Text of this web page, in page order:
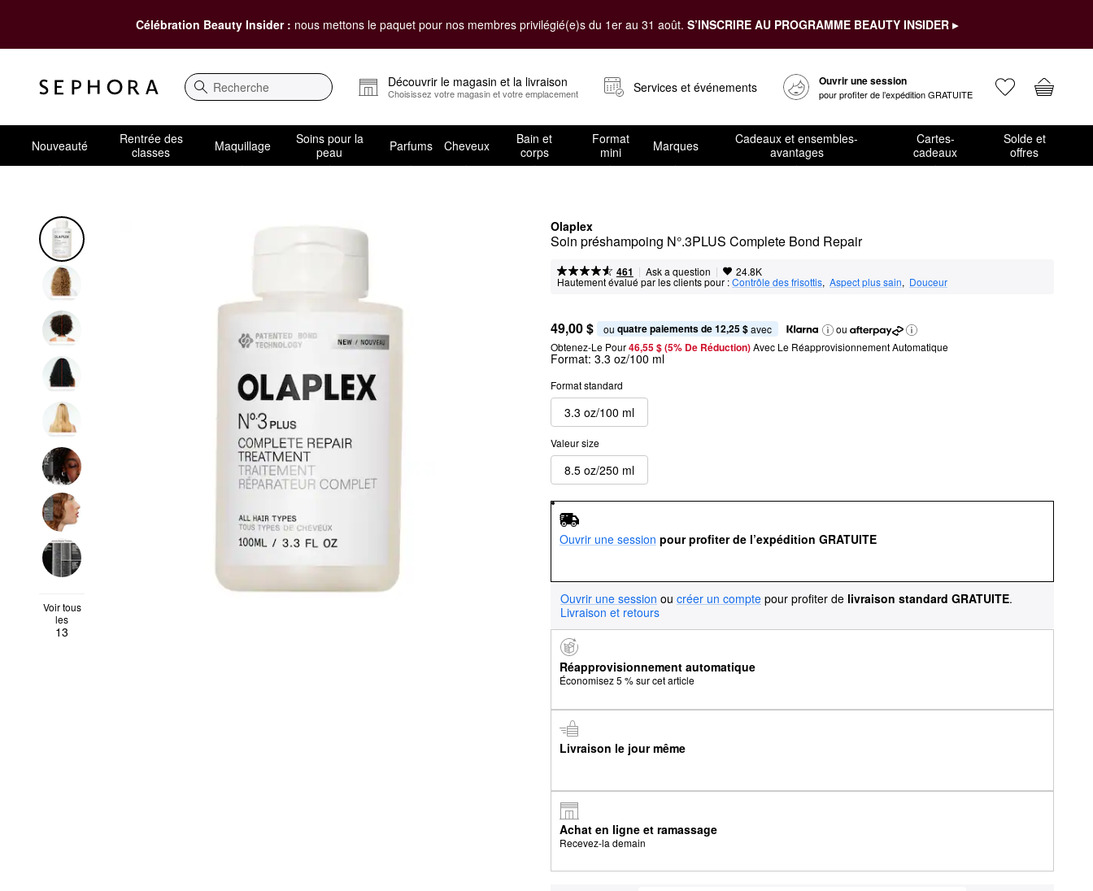
Célébration Beauty Insider : nous mettons le paquet pour nos membres privilégié(e)s du 1er au 31 août. S’INSCRIRE AU PROGRAMME BEAUTY INSIDER ▸
Recherche
Découvrir le magasin et la livraison
Choisissez votre magasin et votre emplacement Services et événements Ouvrir une session
pour profiter de l’expédition GRATUITE
Nouveauté
Rentrée des
classes
Maquillage
Soins pour la
peau
Parfums Cheveux
Bain et
corps
Format
mini
Marques
Cadeaux et ensembles-
avantages
Cartes-
cadeaux
Solde et
offres
Olaplex
Soin préshampoing N°.3PLUS Complete Bond Repair
461 | Ask a question | 24.8K
Hautement évalué par les clients pour :Contrôle des frisottis, Aspect plus sain, Douceur
Voir tous
les
13
49,00 $ ou quatre paiements de 12,25 $ avec
ou
Obtenez-Le Pour46,55 $ (5% De Réduction) Avec Le Réapprovisionnement Automatique
Format: 3.3 oz/100 ml
Format standard
3.3 oz/100 ml
Valeur size
8.5 oz/250 ml
Ouvrir une session pour profiter de l’expédition GRATUITE
Ouvrir une session ou créer un compte pour profiter de livraison standard GRATUITE.
Livraison et retours
Réapprovisionnement automatique
Économisez 5 % sur cet article
Livraison le jour même
Achat en ligne et ramassage
Recevez-la demain